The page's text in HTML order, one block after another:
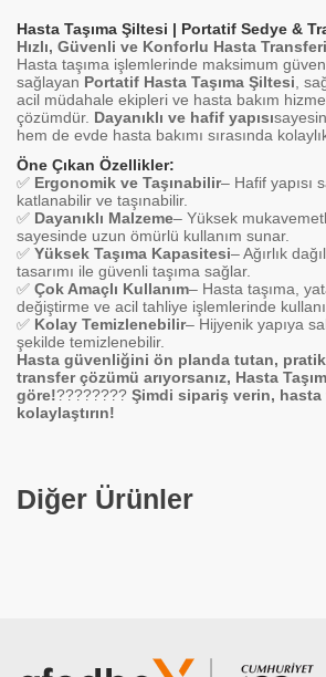
Hasta Taşıma Şiltesi | Portatif Sedye &
Hızlı, Güvenli ve Konforlu Hasta
Hasta taşıma işlemlerinde maksimum
sağlayan Portatif Hasta Taşıma Şiltesi ,
acil müdahale ekipleri ve hasta bakım
çözümdür. Dayanıklı ve hafif yapısı
hem de evde hasta bakımı sırasında
Öne Çıkan Özellikler:
✅ Ergonomik ve Taşınabilir– Hafif yapısı
katlanabilir ve taşınabilir.
✅ Dayanıklı Malzeme– Yüksek
sayesinde uzun ömürlü kullanım sunar.
✅ Yüksek Taşıma Kapasitesi– Ağırlık
tasarımı ile güvenli taşıma sağlar.
✅ Çok Amaçlı Kullanım– Hasta taşıma,
değiştirme ve acil tahliye işlemlerinde
✅ Kolay Temizlenebilir– Hijyenik yapıya
şekilde temizlenebilir.
Hasta güvenliğini ön planda tutan, pratik
transfer çözümü arıyorsanız, Hasta
göre!???????? Şimdi sipariş verin, hasta
kolaylaştırın!
Diğer Ürünler